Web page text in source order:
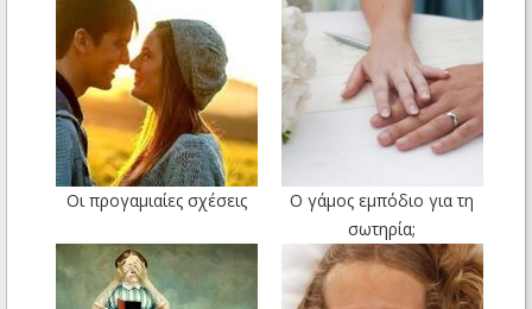
Οι προγαμιαίες σχέσεις
Ο γάμος εμπόδιο για τη
σωτηρία;